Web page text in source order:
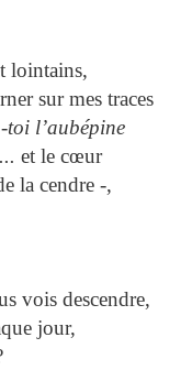
lointains,
sur mes traces
l’aubépine
et le cœur
la cendre -,
vois descendre,
jour,